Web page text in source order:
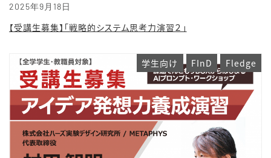
2025年9月18日
【受講生募集】「戦略的システム思考力演習２」
学生向け FInD Fledge